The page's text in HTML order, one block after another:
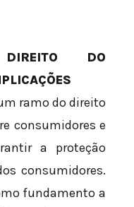
DO
ramo do direito
consumidores e
a proteção
consumidores.
fundamento a